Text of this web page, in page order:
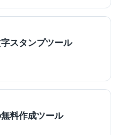
スタンプツール
料作成ツール